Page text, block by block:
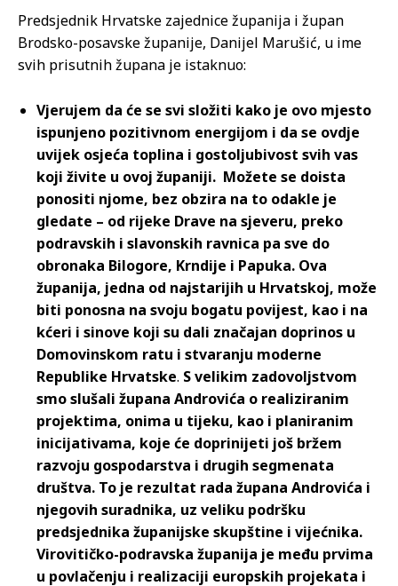
Predsjednik Hrvatske zajednice županija i župan
Brodsko-posavske županije, Danijel Marušić, u ime
svih prisutnih župana je istaknuo:
Vjerujem da će se svi složiti kako je ovo mjesto
ispunjeno pozitivnom energijom i da se ovdje
uvijek osjeća toplina i gostoljubivost svih vas
koji živite u ovoj županiji. Možete se doista
ponositi njome, bez obzira na to odakle je
gledate – od rijeke Drave na sjeveru, preko
podravskih i slavonskih ravnica pa sve do
obronaka Bilogore, Krndije i Papuka. Ova
županija, jedna od najstarijih u Hrvatskoj, može
biti ponosna na svoju bogatu povijest, kao i na
kćeri i sinove koji su dali značajan doprinos u
Domovinskom ratu i stvaranju moderne
Republike Hrvatske. S velikim zadovoljstvom
smo slušali župana Androvića o realiziranim
projektima, onima u tijeku, kao i planiranim
inicijativama, koje će doprinijeti još bržem
razvoju gospodarstva i drugih segmenata
društva. To je rezultat rada župana Androvića i
njegovih suradnika, uz veliku podršku
predsjednika županijske skupštine i vijećnika.
Virovitičko-podravska županija je među prvima
u povlačenju i realizaciji europskih projekata i